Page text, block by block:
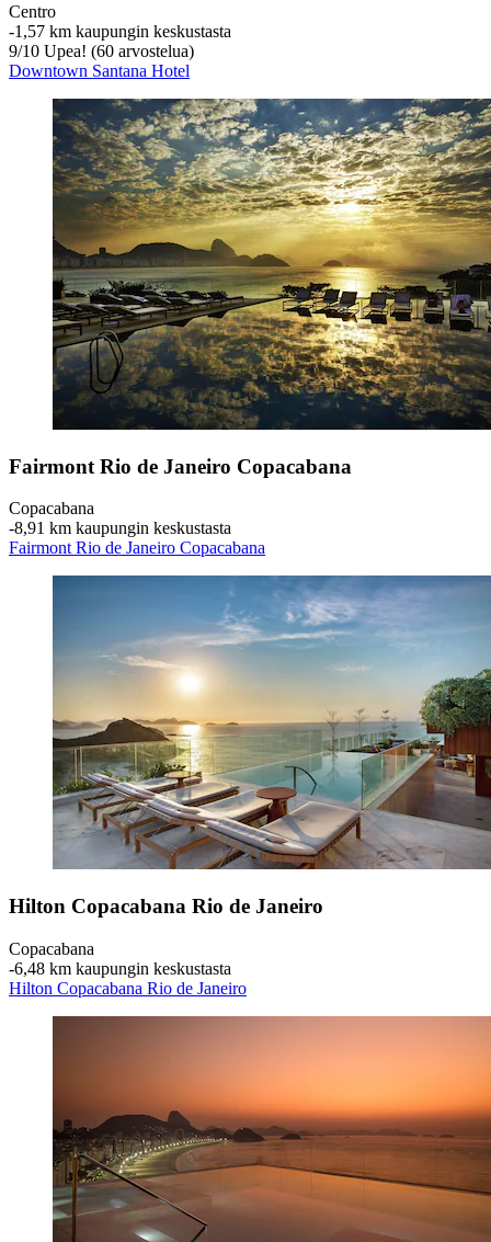
Centro
‐1,57 km kaupungin keskustasta
9/10 Upea! (60 arvostelua)
Downtown Santana Hotel
Fairmont Rio de Janeiro Copacabana
Copacabana
‐8,91 km kaupungin keskustasta
Fairmont Rio de Janeiro Copacabana
Hilton Copacabana Rio de Janeiro
Copacabana
‐6,48 km kaupungin keskustasta
Hilton Copacabana Rio de Janeiro